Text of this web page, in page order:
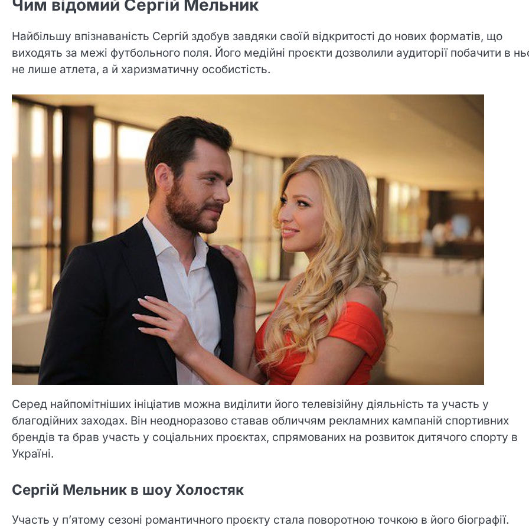
Чим відомий Сергій Мельник
Найбільшу впізнаваність Сергій здобув завдяки своїй відкритості до нових форматів, що
виходять за межі футбольного поля. Його медійні проєкти дозволили аудиторії побачити в
не лише атлета, а й харизматичну особистість.
Серед найпомітніших ініціатив можна виділити його телевізійну діяльність та участь у
благодійних заходах. Він неодноразово ставав обличчям рекламних кампаній спортивних
брендів та брав участь у соціальних проєктах, спрямованих на розвиток дитячого спорту в
Україні.
Сергій Мельник в шоу Холостяк
Участь у п’ятому сезоні романтичного проєкту стала поворотною точкою в його біографії.